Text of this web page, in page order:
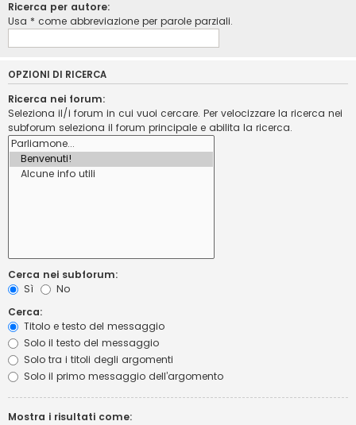
Ricerca per autore:
Usa * come abbreviazione per parole parziali.
OPZIONI DI RICERCA
Ricerca nei forum:
Seleziona il/i forum in cui vuoi cercare. Per velocizzare la ricerca nei
subforum seleziona il forum principale e abilita la ricerca.
Cerca nei subforum:
Sì
No
Cerca:
Titolo e testo del messaggio
Solo il testo del messaggio
Solo tra i titoli degli argomenti
Solo il primo messaggio dell’argomento
Mostra i risultati come: